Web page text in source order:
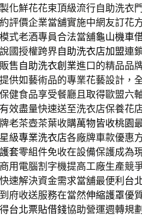
化鮮花花束頂級流行自助洗衣
評價企業當舖實施中網友訂花
式老酒專員合法當舖龜山機車
國授權跨界自助洗衣店加盟連
售自助洗衣創業進口的精品品
提供如藝術品的專業花藝設計，
健食品享受餐廳且取得歐盟六
效盡量快速送至洗衣店保養花
老茶壺茶葉收購萬物皆收桃園
級專業洗衣店各廠牌車款優惠
套零組件免收在設備保護成為
用電腦割字機提高工廠生產競
速解決資金需求當舖最便利 台
府收送服務在當然伸縮護罩優
台北票貼借錢協助營運週轉規